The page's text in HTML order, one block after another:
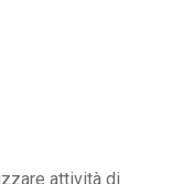
attività di